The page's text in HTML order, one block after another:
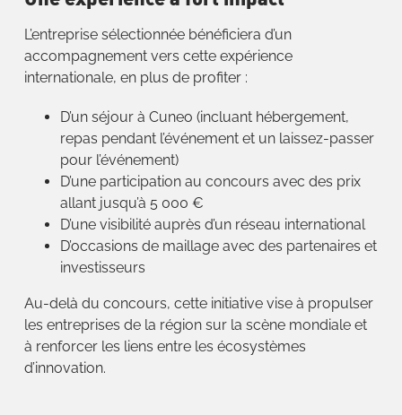
L’entreprise sélectionnée bénéficiera d’un
accompagnement vers cette expérience
internationale, en plus de profiter :
D’un séjour à Cuneo (incluant hébergement,
repas pendant l’événement et un laissez-passer
pour l’événement)
D’une participation au concours avec des prix
allant jusqu’à 5 000 €
D’une visibilité auprès d’un réseau international
D’occasions de maillage avec des partenaires et
investisseurs
Au-delà du concours, cette initiative vise à propulser
les entreprises de la région sur la scène mondiale et
à renforcer les liens entre les écosystèmes
d’innovation.